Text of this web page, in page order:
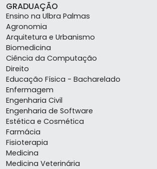
GRADUAÇÃO
Ensino na Ulbra Palmas
Agronomia
Arquitetura e Urbanismo
Biomedicina
Ciência da Computação
Direito
Educação Física - Bacharelado
Enfermagem
Engenharia Civil
Engenharia de Software
Estética e Cosmética
Farmácia
Fisioterapia
Medicina
Medicina Veterinária